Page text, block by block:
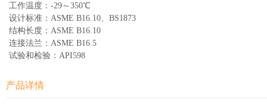
工作温度：-29～350℃
设计标准：ASME B16.10、BS1873
结构长度：ASME B16.10
连接法兰：ASME B16.5
试验和检验：API598
产品详情